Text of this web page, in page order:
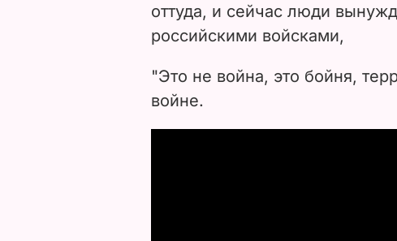
оттуда, и сейчас люди
российскими войсками,
"Это не война, это бойня,
войне.